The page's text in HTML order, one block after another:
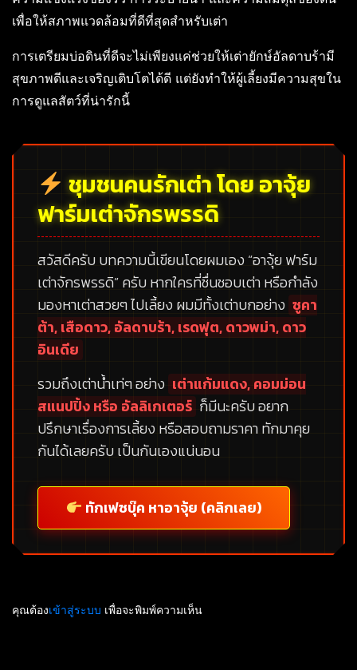
เพื่อให้สภาพแวดล้อมที่ดีที่สุดสำหรับเต่า
การเตรียมบ่อดินที่ดีจะไม่เพียงแค่ช่วยให้เต่ายักษ์อัลดาบร้ามี
สุขภาพดีและเจริญเติบโตได้ดี แต่ยังทำให้ผู้เลี้ยงมีความสุขใน
การดูแลสัตว์ที่น่ารักนี้
ชุมชนคนรักเต่า โดย อาจุ้ย
ฟาร์มเต่าจักรพรรดิ
สวัสดีครับ บทความนี้เขียนโดยผมเอง “อาจุ้ย ฟาร์ม
เต่าจักรพรรดิ”ครับ หากใครที่ชื่นชอบเต่า หรือกำลัง
มองหาเต่าสวยๆ ไปเลี้ยง ผมมีทั้งเต่าบกอย่าง ซูคา
ต้า, เสือดาว, อัลดาบร้า, เรดฟุต, ดาวพม่า, ดาว
อินเดีย
รวมถึงเต่าน้ำเท่ๆ อย่าง เต่าแก้มแดง, คอมม่อน
สแนปปิ้ง หรือ อัลลิเกเตอร์ ก็มีนะครับ อยาก
ปรึกษาเรื่องการเลี้ยง หรือสอบถามราคา ทักมาคุย
กันได้เลยครับ เป็นกันเองแน่นอน
ทักเฟซบุ๊ค หาอาจุ้ย (คลิกเลย)
คุณต้องเข้าสู่ระบบ เพื่อจะพิมพ์ความเห็น